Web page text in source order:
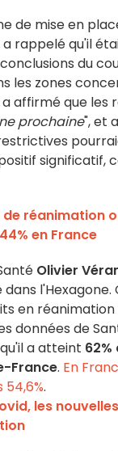
de mise en
rappelé qu'il
du
les zones
a affirmé que les
prochaine", et
significatif,
de réanimation
en France
Olivier
en
données de
a atteint 62%
France. En
.
les